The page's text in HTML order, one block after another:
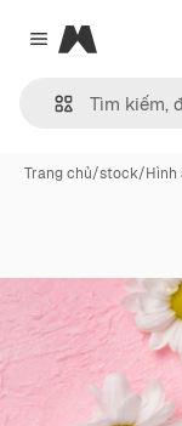
Close menu
Magnific
Trang chủ/stock/Hình